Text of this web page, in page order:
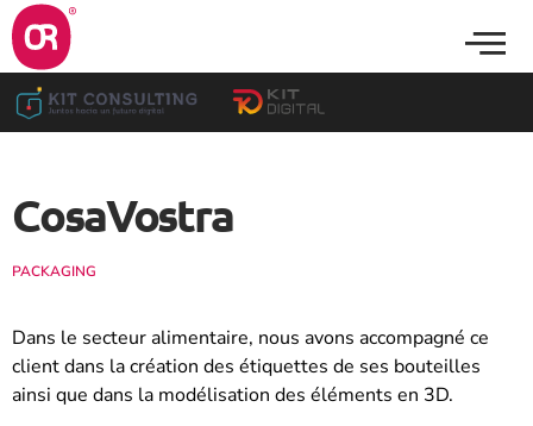
CosaVostra
PACKAGING
Dans le secteur alimentaire, nous avons accompagné ce
client dans la création des étiquettes de ses bouteilles
ainsi que dans la modélisation des éléments en 3D.